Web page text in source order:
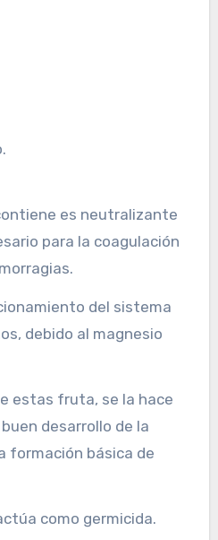
es neutralizante
para la coagulación
del sistema
debido al magnesio
estas fruta, se la hace
desarrollo de la
formación básica de
como germicida.